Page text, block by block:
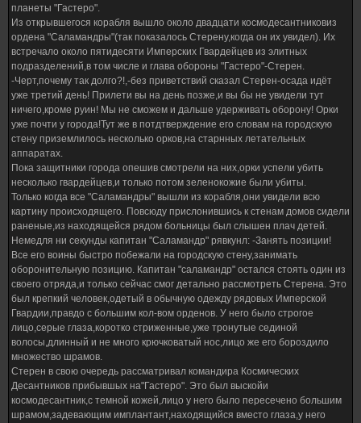
планеты "Гастеро".
Из открывшегося корабля вышло около двадцати космодесантниковиз
ордена "Саламандры"(так показалось Стерену,когда он их увидел). Их
встречало около пятидесяти Имперских Гвардейцев из элитных
подразделений,в том числе и глава обороны "Гастеро"-Стерен.
-Черт,почему так долго?!,-без приветствий сказал Стерен-осада идёт
уже третий день! Прилети вы на день позже,и вы бы не увидели тут
ничего,кроме руин! Мы не сможем и дальше удерживать оборону! Орки
уже почти у города!Тут же в потдтверждение его словам на городскую
стену приземлилось несколько орков,на старнных летательных
аппаратах.
Пока защитники города опешив смотрели на них,орки успели убить
несколько гвардейцев,и только потом зеленокожие были убиты.
Только когда все "Саламандры" вышли из корабля,они увидели всю
картину происходящего. Повсюду прислонившись к стенам домов сидели
раненые,из находящейся рядом больницы был слышен плач детей.
Немедля ни секунды капитан "Саламандр" рявкунл: -Занять позиции!
Все его воины быстро побежали на городскую стену,занимать
оборонительную позицию. Капитан "саламандр" остался стоять один из
своего отряда,и только сейчас смог детально рассмотреть Стерена. Это
был крепкий человек,одетый в обычную одежду рядовых Имперской
Гвардии,правдо с большим кол-вом орденов. У него было строгое
лицо,серые глаза,коротко стриженные,уже тронутые сединой
волосы,длинный и не много крючковатый нос,лицо же его бороздило
множество шрамов.
Стерен в свою очередь рассматривал командира Космических
Десантников прибывшых на"Гастеро". Это был выскойи
космодесантник,с темной кожей,лицо у него было пересечено большим
шрамом,задевающим имплантант,находящийся вместо глаза,у него